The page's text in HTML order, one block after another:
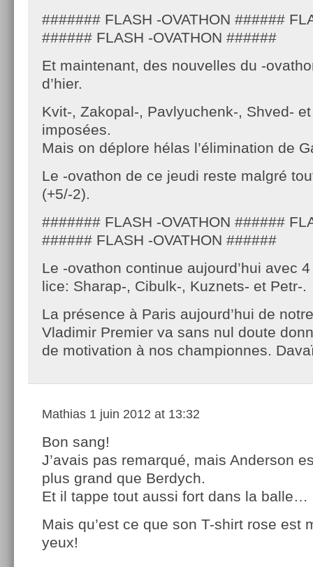
####### FLASH -OVATHON ######
###### FLASH -OVATHON ######
Et maintenant, des nouvelles du -
d’hier.
Kvit-, Zakopal-, Pavlyuchenk-, Shved-
imposées.
Mais on déplore hélas l’élimination de
Le -ovathon de ce jeudi reste malgré
(+5/-2).
####### FLASH -OVATHON ######
###### FLASH -OVATHON ######
Le -ovathon continue aujourd’hui avec
lice: Sharap-, Cibulk-, Kuznets- et Petr-.
La présence à Paris aujourd’hui de
Vladimir Premier va sans nul doute
de motivation à nos championnes.
Mathias 1 juin 2012 at 13:32
Bon sang!
J’avais pas remarqué, mais Anderson
plus grand que Berdych.
Et il tappe tout aussi fort dans la balle…
Mais qu’est ce que son T-shirt rose est
yeux!